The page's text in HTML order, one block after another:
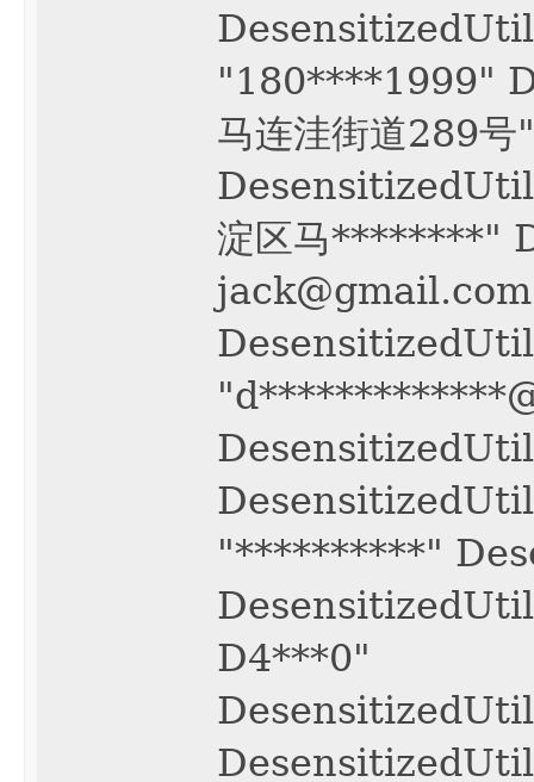
"180****1999"
马连洼街道289号
淀区马********"
"**********"
D4***0"